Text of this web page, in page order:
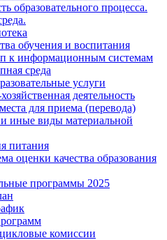
образовательного процесса.
обучения и воспитания
к информационным системам
среда
услуги
деятельность
для приема (перевода)
иные виды материальной
питания
оценки качества образования
программы 2025
комиссии